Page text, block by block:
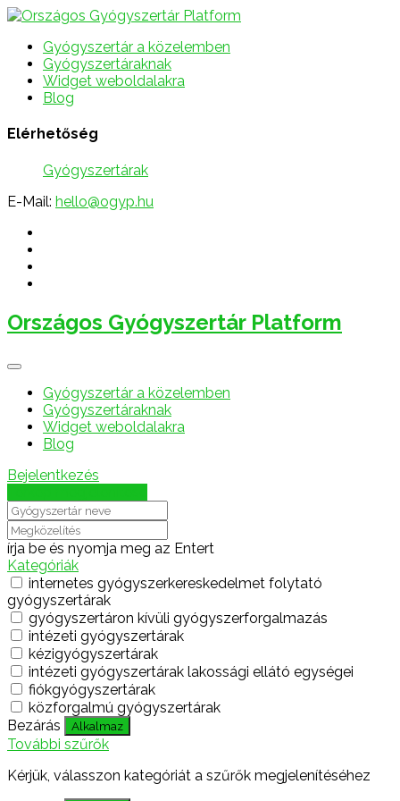
Gyógyszertár a közelemben
Gyógyszertáraknak
Widget weboldalakra
Blog
Elérhetőség
Gyógyszertárak
E-Mail: hello@ogyp.hu
Országos Gyógyszertár Platform
Gyógyszertár a közelemben
Gyógyszertáraknak
Widget weboldalakra
Blog
Bejelentkezés
írja be és nyomja meg az Entert
Kategóriák
internetes gyógyszerkereskedelmet folytató
gyógyszertárak
gyógyszertáron kívüli gyógyszerforgalmazás
intézeti gyógyszertárak
kézigyógyszertárak
intézeti gyógyszertárak lakossági ellátó egységei
fiókgyógyszertárak
közforgalmú gyógyszertárak
Bezárás
Alkalmaz
További szűrők
Kérjük, válasszon kategóriát a szűrők megjelenítéséhez